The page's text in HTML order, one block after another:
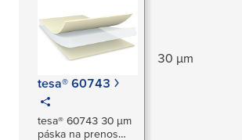
tesa® 60743
tesa® 60743 30 μm
páska na prenos
30 µm